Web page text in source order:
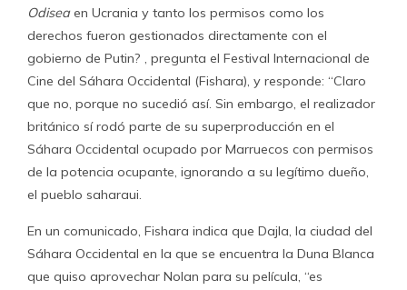
Odiseaen Ucrania y tanto los permisos como los
derechos fueron gestionados directamente con el
gobierno de Putin? , pregunta el Festival Internacional de
Cine del Sáhara Occidental (Fishara), y responde: “Claro
que no, porque no sucedió así. Sin embargo, el realizador
británico sí rodó parte de su superproducción en el
Sáhara Occidental ocupado por Marruecos con permisos
de la potencia ocupante, ignorando a su legítimo dueño,
el pueblo saharaui.
En un comunicado, Fishara indica que Dajla, la ciudad del
Sáhara Occidental en la que se encuentra la Duna Blanca
que quiso aprovechar Nolan para su película, “es